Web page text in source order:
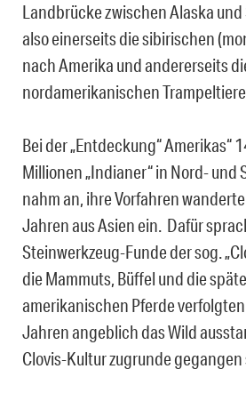
Landbrücke zwischen Alaska
also einerseits die sibirischen
nach Amerika und andererseits
nordamerikanischen
Bei der „Entdeckung“ Amerikas“
Millionen „Indianer“ in Nord- und
nahm an, ihre Vorfahren
Jahren aus Asien ein. Dafür
Steinwerkzeug-Funde der sog.
die Mammuts, Büffel und die
amerikanischen Pferde
Jahren angeblich das Wild
Clovis-Kultur zugrunde gegangen